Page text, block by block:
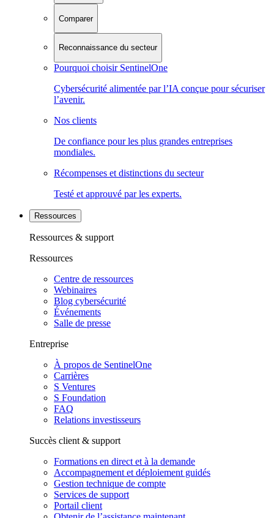
Comparer
Reconnaissance du secteur
Pourquoi choisir SentinelOne
Cybersécurité alimentée par l’IA conçue pour sécuriser
l’avenir.
Nos clients
De confiance pour les plus grandes entreprises
mondiales.
Récompenses et distinctions du secteur
Testé et approuvé par les experts.
Ressources
Ressources & support
Ressources
Centre de ressources
Webinaires
Blog cybersécurité
Événements
Salle de presse
Entreprise
À propos de SentinelOne
Carrières
S Ventures
S Foundation
FAQ
Relations investisseurs
Succès client & support
Formations en direct et à la demande
Accompagnement et déploiement guidés
Gestion technique de compte
Services de support
Portail client